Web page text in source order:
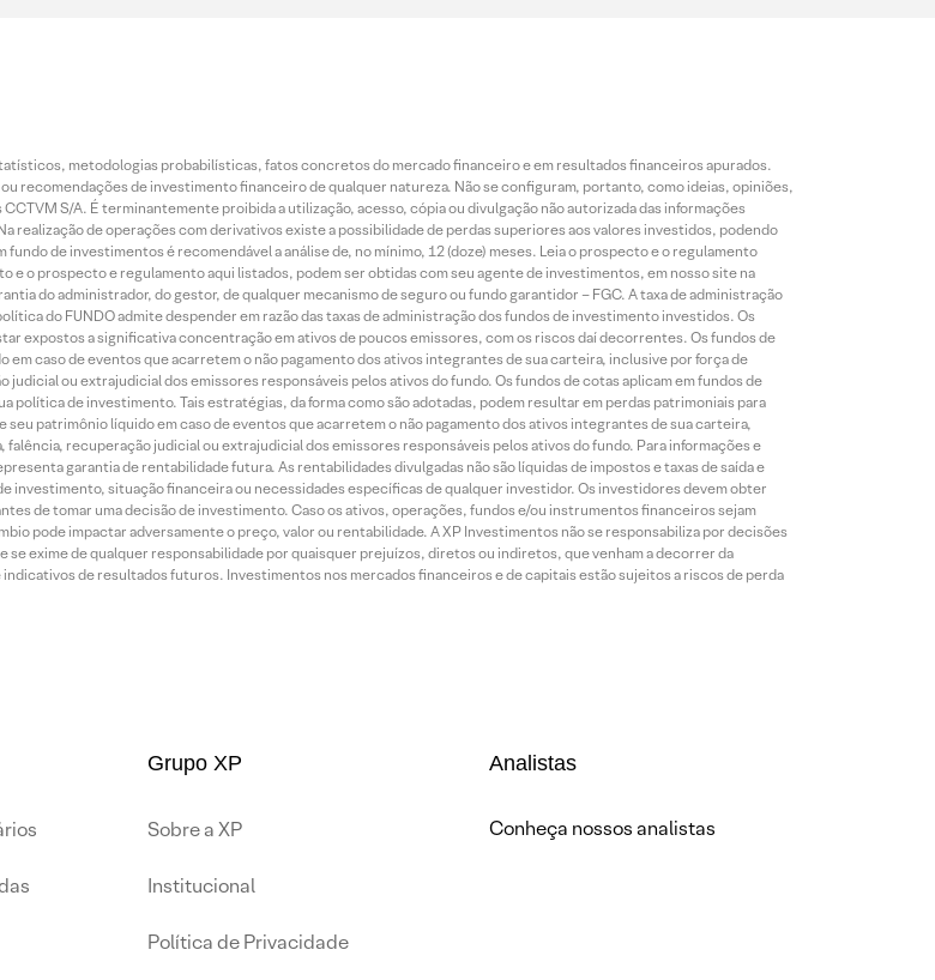
metodologias probabilísticas, fatos concretos do mercado financeiro e em resultados financeiros apurados.
recomendações de investimento financeiro de qualquer natureza. Não se configuram, portanto, como ideias, opiniões,
S/A. É terminantemente proibida a utilização, acesso, cópia ou divulgação não autorizada das informações
de operações com derivativos existe a possibilidade de perdas superiores aos valores investidos, podendo
de investimentos é recomendável a análise de, no mínimo, 12 (doze) meses. Leia o prospecto e o regulamento
e o prospecto e regulamento aqui listados, podem ser obtidas com seu agente de investimentos, em nosso site na
do administrador, do gestor, de qualquer mecanismo de seguro ou fundo garantidor – FGC. A taxa de administração
do FUNDO admite despender em razão das taxas de administração dos fundos de investimento investidos. Os
expostos a significativa concentração em ativos de poucos emissores, com os riscos daí decorrentes. Os fundos de
caso de eventos que acarretem o não pagamento dos ativos integrantes de sua carteira, inclusive por força de
ou extrajudicial dos emissores responsáveis pelos ativos do fundo. Os fundos de cotas aplicam em fundos de
de investimento. Tais estratégias, da forma como são adotadas, podem resultar em perdas patrimoniais para
patrimônio líquido em caso de eventos que acarretem o não pagamento dos ativos integrantes de sua carteira,
recuperação judicial ou extrajudicial dos emissores responsáveis pelos ativos do fundo. Para informações e
garantia de rentabilidade futura. As rentabilidades divulgadas não são líquidas de impostos e taxas de saída e
investimento, situação financeira ou necessidades específicas de qualquer investidor. Os investidores devem obter
de tomar uma decisão de investimento. Caso os ativos, operações, fundos e/ou instrumentos financeiros sejam
pode impactar adversamente o preço, valor ou rentabilidade. A XP Investimentos não se responsabiliza por decisões
se exime de qualquer responsabilidade por quaisquer prejuízos, diretos ou indiretos, que venham a decorrer da
de resultados futuros. Investimentos nos mercados financeiros e de capitais estão sujeitos a riscos de perda
Grupo XP
Sobre a XP
Institucional
Política de Privacidade
Analistas
Conheça nossos analistas